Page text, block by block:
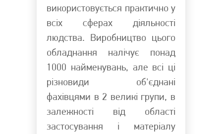
використовується практично у
всіх сферах діяльності
людства. Виробництво цього
обладнання налічує понад
1000 найменувань, але всі ці
різновиди об'єднані
фахівцями в 2 великі групи, в
залежності від області
застосування і матеріалу